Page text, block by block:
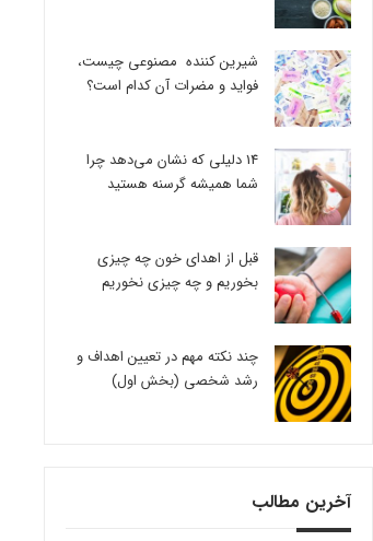
شیرین کننده مصنوعی چیست،
فواید و مضرات آن کدام است؟
14 دلیلی که نشان می‌دهد چرا
شما همیشه گرسنه هستید
قبل از اهدای خون چه چیزی
بخوریم و چه چیزی نخوریم
چند نکته مهم در تعیین اهداف و
رشد شخصی (بخش اول)
آخرین مطالب